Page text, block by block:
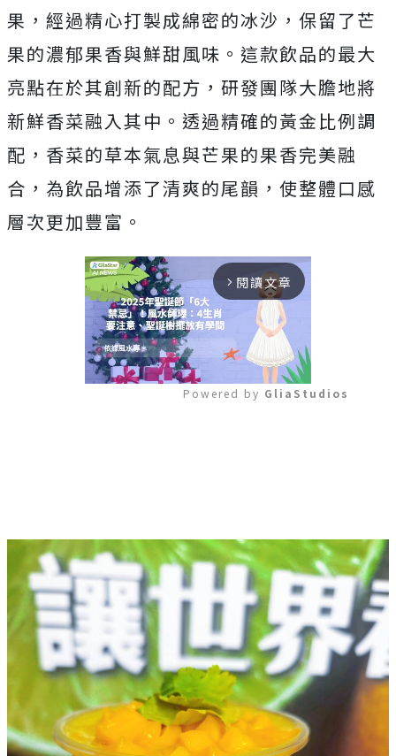
果，經過精心打製成綿密的冰沙，保留了芒
果的濃郁果香與鮮甜風味。這款飲品的最大
亮點在於其創新的配方，研發團隊大膽地將
新鮮香菜融入其中。透過精確的黃金比例調
配，香菜的草本氣息與芒果的果香完美融
合，為飲品增添了清爽的尾韻，使整體口感
層次更加豐富。
arrow_forward_ios 閱讀文章
Powered by GliaStudios